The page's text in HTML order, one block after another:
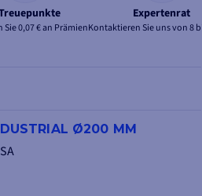
Sie 0,07 € an Prämien
Expertenrat
Kontaktieren Sie uns von 8
Ø200 MM